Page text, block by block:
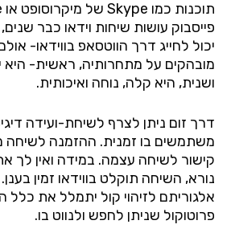
פייסבוק עושות שיחות וידאו כבר
יכול לחייג דרך הווטסאפ בווידאו-
מובהקים על מתחרותיה, ראשית- היא
ושנית, היא קלה, נוחה ואיכותית.
משתמשים בו זמנית. ההזמנה לשיחה
קישור לשיחה עצמה. במידה ואין לך
נורא, השיחה תוקלט בווידאו זמין
אלגוריתם לזיהוי קול יתמלל את כלל
פרוטוקול שניתן לחפש ולנווט בו.